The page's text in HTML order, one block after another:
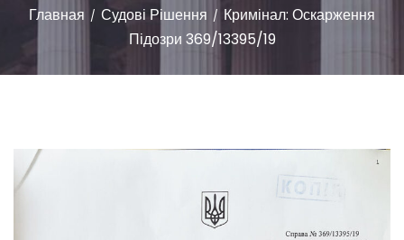
Главная / Судові Рішення / Кримінал: Оскарження
Підозри 369/13395/19